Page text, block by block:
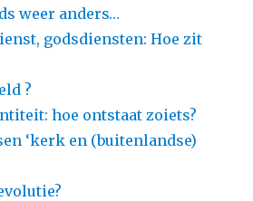
weer anders…
godsdiensten: Hoe zit
?
hoe ontstaat zoiets?
‘kerk en (buitenlandse)